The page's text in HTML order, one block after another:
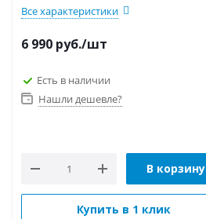
Все характеристики
6 990 руб./шт
Есть в наличии
Нашли дешевле?
В корзину
Купить в 1 клик